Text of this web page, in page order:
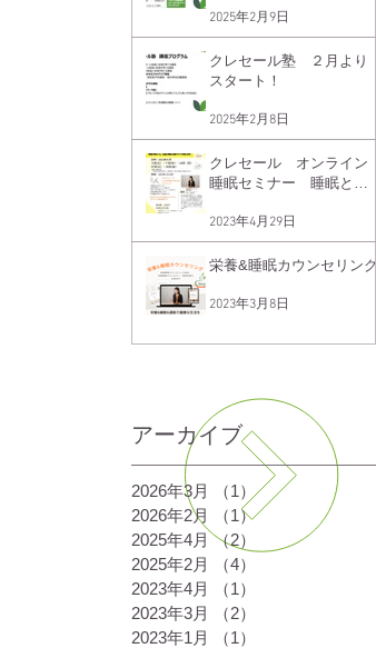
2025年2月9日
クレセール塾 ２月より
スタート！
2025年2月8日
クレセール オンライン
睡眠セミナー 睡眠と血
2023年4月29日
栄養&睡眠カウンセリング
2023年3月8日
アーカイブ
2026年3月 （1）1件の記事
2026年2月
（1）1件の記事
2025年4月 （2）
2件の記事
2025年2月
（4）
2023年4月
（1）
2023年3月
（2）
2023年1月
（1）